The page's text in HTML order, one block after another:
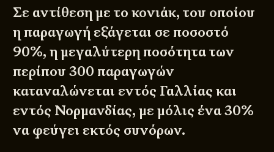
Σε αντίθεση με το κονιάκ, του οποίου
η παραγωγή εξάγεται σε ποσοστό
90%, η μεγαλύτερη ποσότητα των
περίπου 300 παραγωγών
καταναλώνεται εντός Γαλλίας και
εντός Νορμανδίας, με μόλις ένα 30%
να φεύγει εκτός συνόρων.